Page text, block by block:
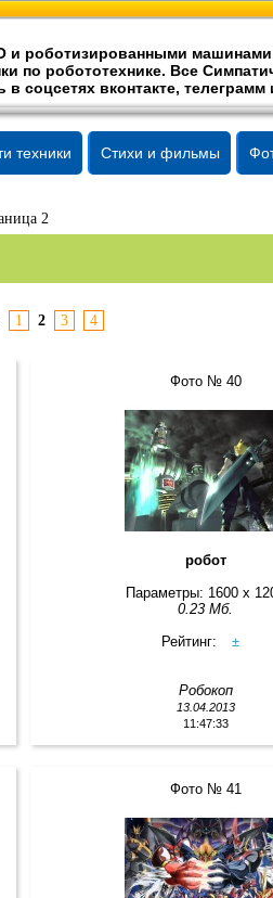
и роботизированными
по робототехнике. Все
соцсетях вконтакте, телеграмм
техники Стихи и фильмы
2
1 2 3 4
Фото № 40
робот
Параметры: 1600 x
0.23 Мб.
Рейтинг:
±
Робокоп
13.04.2013
11:47:33
Фото № 41